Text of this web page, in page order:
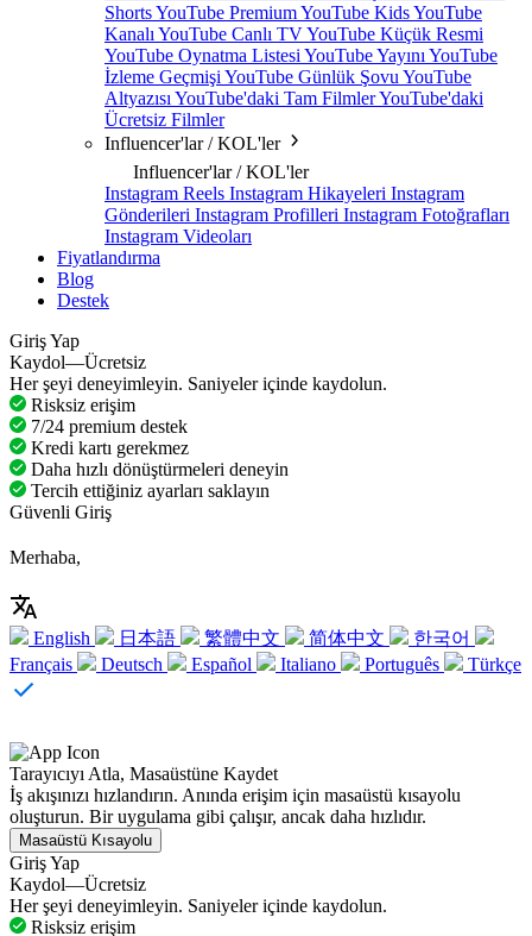
ShortsYouTube PremiumYouTube KidsYouTube
Kanalı YouTube Canlı TVYouTube Küçük Resmi
YouTube Oynatma Listesi YouTube Yayını YouTube
İzleme Geçmişi YouTube Günlük Şovu YouTube
Altyazısı YouTube'daki Tam FilmlerYouTube'daki
Ücretsiz Filmler
Influencer'lar / KOL'ler
Influencer'lar / KOL'ler
Instagram Reels Instagram Hikayeleri Instagram
Gönderileri Instagram Profilleri Instagram Fotoğrafları
Instagram Videoları
Fiyatlandırma
Blog
Destek
Giriş Yap
Kaydol—Ücretsiz
Her şeyi deneyimleyin. Saniyeler içinde kaydolun.
Risksiz erişim
7/24 premium destek
Kredi kartı gerekmez
Daha hızlı dönüştürmeleri deneyin
Tercih ettiğiniz ayarları saklayın
Güvenli Giriş
Merhaba,
English 日本語 繁體中文 简体中文
한국어
Français
Deutsch Español Italiano Português Türkçe
Tarayıcıyı Atla, Masaüstüne Kaydet
İş akışınızı hızlandırın. Anında erişim için masaüstü kısayolu
oluşturun. Bir uygulama gibi çalışır, ancak daha hızlıdır.
Masaüstü Kısayolu
Giriş Yap
Kaydol—Ücretsiz
Her şeyi deneyimleyin. Saniyeler içinde kaydolun.
Risksiz erişim